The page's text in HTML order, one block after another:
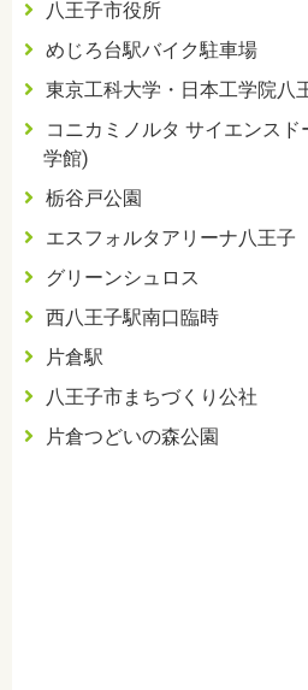
八王子市役所
めじろ台駅バイク駐車場
東京工科大学・日本工学院八
コニカミノルタ サイエンス
学館)
栃谷戸公園
エスフォルタアリーナ八王子
グリーンシュロス
西八王子駅南口臨時
片倉駅
八王子市まちづくり公社
片倉つどいの森公園